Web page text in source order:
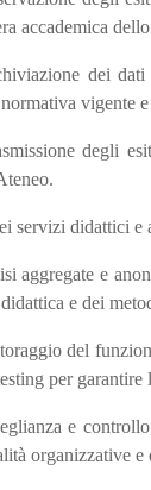
accademica
dei
vigente
degli
servizi didattici e
aggregate e
e dei
del
per garantire
e
organizzative e